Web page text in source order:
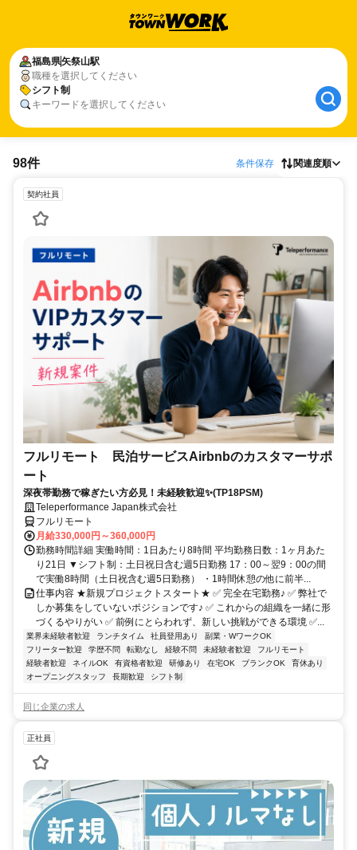
福島県矢祭山駅
職種を選択してください
シフト制
キーワードを選択してください
98件 条件保存 関連度順
契約社員
フルリモート 民泊サービスAirbnbのカスタマーサポ
ート
深夜帯勤務で稼ぎたい方必見！未経験歓迎✨(TP18PSM)
Teleperformance Japan株式会社
フルリモート
月給330,000円～360,000円
勤務時間詳細 実働時間：1日あたり8時間 平均勤務日数：1ヶ月あた
り21日 ▼シフト制：土日祝日含む週5日勤務 17：00～翌9：00の間
で実働8時間（土日祝含む週5日勤務） ・1時間休憩の他に前半...
仕事内容 ★新規プロジェクトスタート★ ✅ 完全在宅勤務♪ ✅ 弊社で
しか募集をしていないポジションです♪ ✅ これからの組織を一緒に形
づくるやりがい ✅ 前例にとらわれず、新しい挑戦ができる環境 ✅...
業界未経験者歓迎 ランチタイム 社員登用あり
副業・WワークOK
フリーター歓迎
学歴不問 転勤なし 経験不問 未経験者歓迎
フルリモート
経験者歓迎
ネイルOK 有資格者歓迎 研修あり 在宅OK ブランクOK
育休あり
オープニングスタッフ
長期歓迎 シフト制
同じ企業の求人
正社員